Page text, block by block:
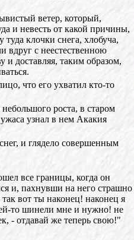
ветер, который,
и невесть от какой причины,
туда клочки снега, хлобуча,
вдруг с неестественною
и доставляя, таким образом,
что его ухватил кто-то
роста, в старом
узнал в нем Акакия
и глядело совершенным
все границы, когда он
и, пахнувши на него страшно
вот ты наконец! наконец я
то шинели мне и нужно! не
- отдавай же теперь свою!"